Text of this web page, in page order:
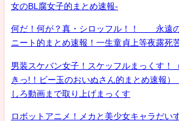
女のBL腐女子的まとめ速報-
何だ！何が？真・シロッフル！！ 永遠
ニート的まとめ速報！一生童貞上等夜露死
男装スケバン女子！スケッフルまっくす！
きっ!！ビー玉のおいぬさん的まとめ速報
しろ動画まで取り上げまっくす
ロボットアニメ！メカと美少女キャラだい